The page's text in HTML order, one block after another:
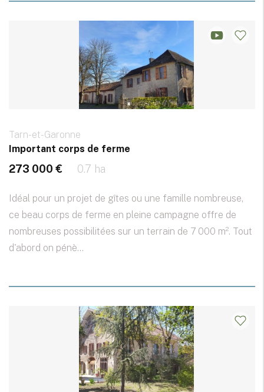
Tarn-et-Garonne
Important corps de ferme
273 000 € 0.7 ha
Idéal pour un projet de gîtes ou une famille nombreuse,
ce beau corps de ferme en pleine campagne offre de
nombreuses possibilitées sur un terrain de 7 000 m². Tout
d'abord on pénè...